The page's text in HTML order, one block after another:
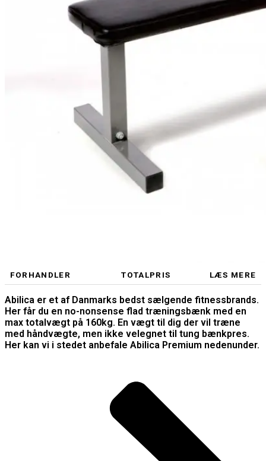
FORHANDLER TOTALPRIS LÆS MERE
Abilica er et af Danmarks bedst sælgende fitnessbrands.
Her får du en no-nonsense flad træningsbænk med en
max totalvægt på 160kg. En vægt til dig der vil træne
med håndvægte, men ikke velegnet til tung bænkpres.
Her kan vi i stedet anbefale Abilica Premium nedenunder.